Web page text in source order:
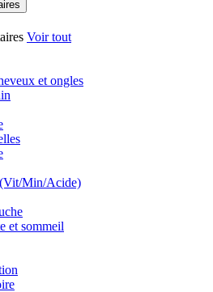
Voir tout
et ongles
Min/Acide)
et sommeil